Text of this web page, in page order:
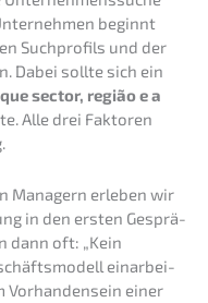
beginnt
Suchpro­fils und der
Dabei sollte sich ein
que sector, região e a
Alle drei Fakto­ren
Managern erleben wir
in den ersten Gesprä­
dann oft: „Kein
einar­bei­
Vorhan­den­sein einer